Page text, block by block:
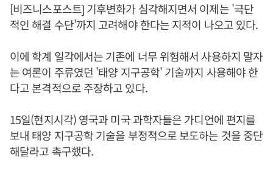
[비즈니스포스트] 기후변화가 심각해지면서 이제는 '극단
적인 해결 수단'까지 고려해야 한다는 지적이 나오고 있다.
이에 학계 일각에서는 기존에 너무 위험해서 사용하지 말자
는 여론이 주류였던 '태양 지구공학' 기술까지 사용해야 한
다고 본격적으로 주장하고 있다.
15일(현지시각) 영국과 미국 과학자들은 가디언에 편지를
보내 태양 지구공학 기술을 부정적으로 보도하는 것을 중단
해달라고 촉구했다.